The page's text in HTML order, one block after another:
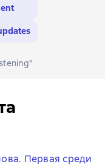
Первая среди